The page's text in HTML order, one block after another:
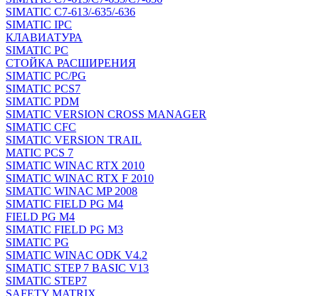
SIMATIC C7-613/-635/-636
SIMATIC IPC
КЛАВИАТУРА
SIMATIC PC
СТОЙКА РАСШИРЕНИЯ
SIMATIC PC/PG
SIMATIC PCS7
SIMATIC PDM
SIMATIC VERSION CROSS MANAGER
SIMATIC CFC
SIMATIC VERSION TRAIL
MATIC PCS 7
SIMATIC WINAC RTX 2010
SIMATIC WINAC RTX F 2010
SIMATIC WINAC MP 2008
SIMATIC FIELD PG M4
FIELD PG M4
SIMATIC FIELD PG M3
SIMATIC PG
SIMATIC WINAC ODK V4.2
SIMATIC STEP 7 BASIC V13
SIMATIC STEP7
SAFETY MATRIX